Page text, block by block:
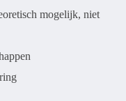
mogelijk, niet